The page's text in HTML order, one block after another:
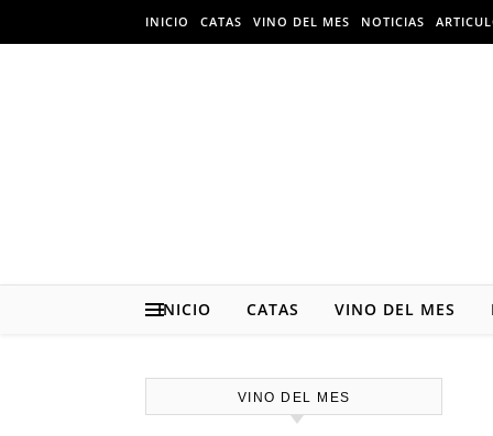
to
INICIO CATAS VINO DEL MES NOTICIAS
INICIO CATAS VINO DEL MES
VINO DEL MES